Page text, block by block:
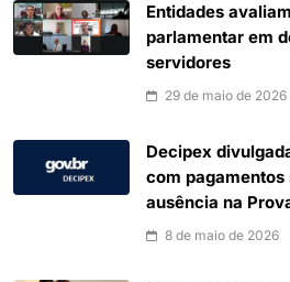
Entidades
parlamentar em
servidores
29 de maio de 2026
Decipex
com pagamentos
ausência na
8 de maio de 2026